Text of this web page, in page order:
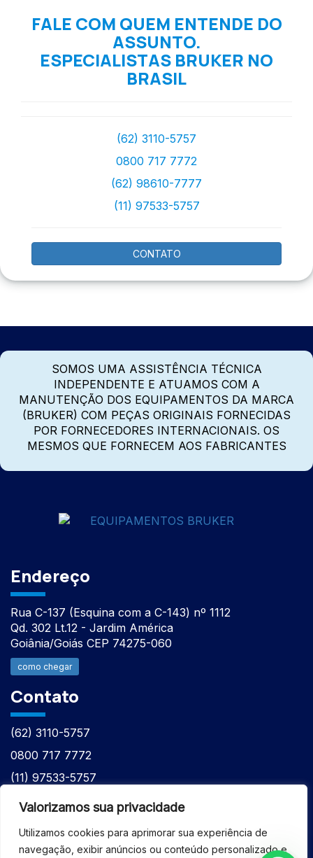
Valorizamos sua privacidade
Utilizamos cookies para aprimorar sua experiência de
navegação, exibir anúncios ou conteúdo personalizado e
FALE COM QUEM ENTENDE DO
ASSUNTO.
ESPECIALISTAS BRUKER NO
BRASIL
(62) 3110-5757
0800 717 7772
(62) 98610-7777
(11) 97533-5757
CONTATO
SOMOS UMA ASSISTÊNCIA TÉCNICA
INDEPENDENTE E ATUAMOS COM A
MANUTENÇÃO DOS EQUIPAMENTOS DA MARCA
(BRUKER) COM PEÇAS ORIGINAIS FORNECIDAS
POR FORNECEDORES INTERNACIONAIS. OS
MESMOS QUE FORNECEM AOS FABRICANTES
Endereço
Rua C-137 (Esquina com a C-143) nº 1112
Qd. 302 Lt.12 - Jardim América
Goiânia/Goiás CEP 74275-060
como chegar
Contato
(62) 3110-5757
0800 717 7772
(11) 97533-5757
(62) 98610-7777